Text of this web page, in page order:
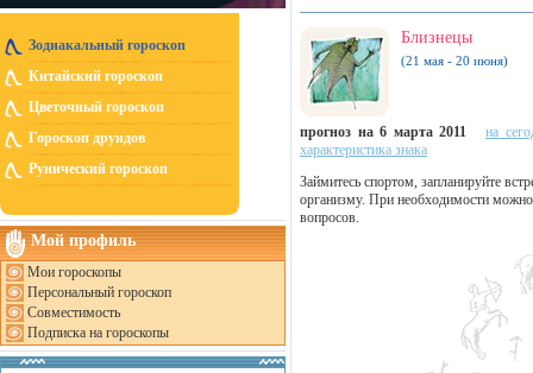
Зодиакальный гороскоп
Китайский гороскоп
Цветочный гороскоп
Гороскоп друидов
Рунический гороскоп
Мой профиль
Мои гороскопы
Персональный гороскоп
Совместимость
Подписка на гороскопы
Близнецы
(21 мая - 20 июня)
прогноз на 6 марта 2011
на
характеристика знака
Займитесь спортом, запланируйте
организму. При необходимости
вопросов.